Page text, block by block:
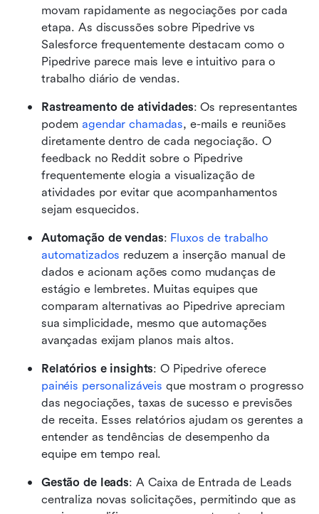
movam rapidamente as negociações por cada
etapa. As discussões sobre Pipedrive vs
Salesforce frequentemente destacam como o
Pipedrive parece mais leve e intuitivo para o
trabalho diário de vendas.
Rastreamento de atividades: Os representantes
podem agendar chamadas, e-mails e reuniões
diretamente dentro de cada negociação. O
feedback no Reddit sobre o Pipedrive
frequentemente elogia a visualização de
atividades por evitar que acompanhamentos
sejam esquecidos.
Automação de vendas: Fluxos de trabalho
automatizados reduzem a inserção manual de
dados e acionam ações como mudanças de
estágio e lembretes. Muitas equipes que
comparam alternativas ao Pipedrive apreciam
sua simplicidade, mesmo que automações
avançadas exijam planos mais altos.
Relatórios e insights
: O Pipedrive oferece
painéis personalizáveis que mostram o progresso
das negociações, taxas de sucesso e previsões
de receita. Esses relatórios ajudam os gerentes a
entender as tendências de desempenho da
equipe em tempo real.
Gestão de leads: A Caixa de Entrada de Leads
centraliza novas solicitações, permitindo que as